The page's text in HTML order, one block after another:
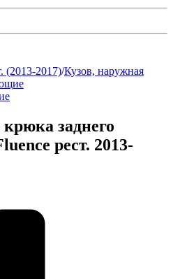
(2013-2017)/Кузов, наружная
заднего
рест. 2013-